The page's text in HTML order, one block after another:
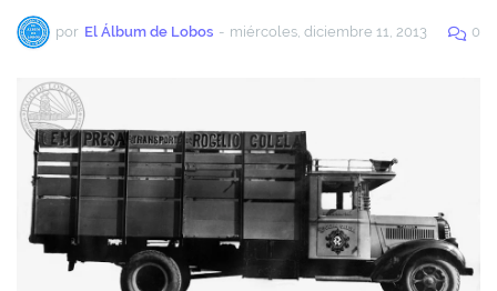
por El Álbum de Lobos - miércoles, diciembre 11, 2013 0